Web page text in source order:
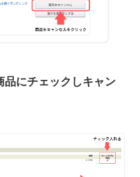
品にチェックしキャン